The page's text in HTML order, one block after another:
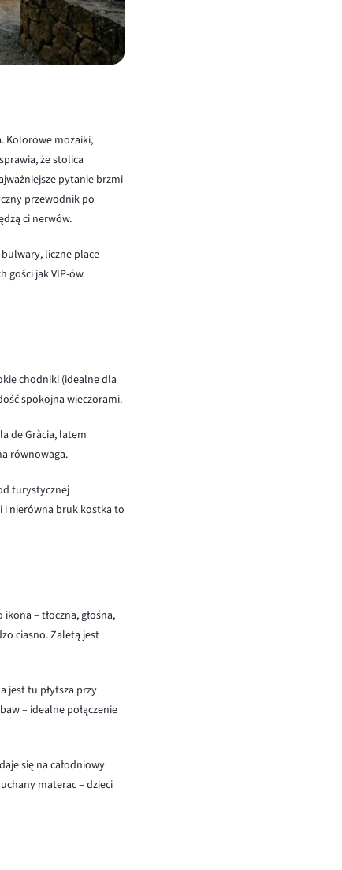
Kolorowe mozaiki,
że stolica
pytanie brzmi
przewodnik po
ci nerwów.
liczne place
gości jak VIP-ów.
chodniki (idealne dla
spokojna wieczorami.
de Gràcia, latem
równowaga.
turystycznej
i nierówna bruk kostka to
ikona – tłoczna, głośna,
ciasno. Zaletą jest
jest tu płytsza przy
– idealne połączenie
się na całodniowy
materac – dzieci